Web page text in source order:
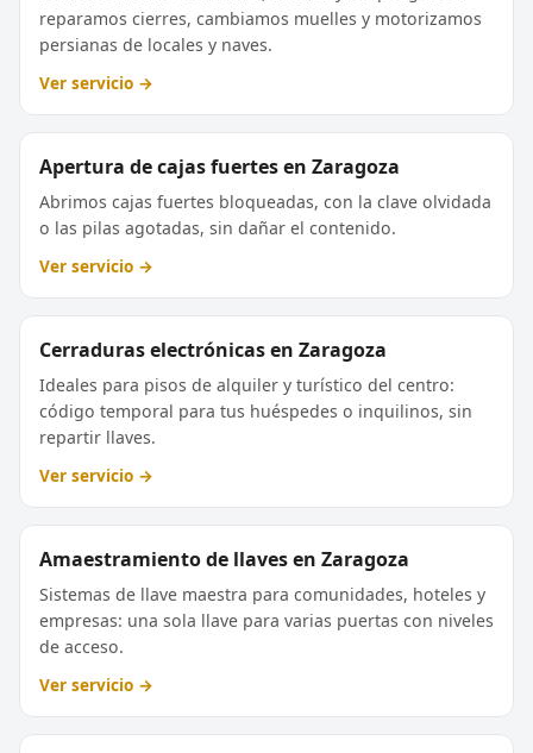
reparamos cierres, cambiamos muelles y motorizamos
persianas de locales y naves.
Ver servicio →
Apertura de cajas fuertes en Zaragoza
Abrimos cajas fuertes bloqueadas, con la clave olvidada
o las pilas agotadas, sin dañar el contenido.
Ver servicio →
Cerraduras electrónicas en Zaragoza
Ideales para pisos de alquiler y turístico del centro:
código temporal para tus huéspedes o inquilinos, sin
repartir llaves.
Ver servicio →
Amaestramiento de llaves en Zaragoza
Sistemas de llave maestra para comunidades, hoteles y
empresas: una sola llave para varias puertas con niveles
de acceso.
Ver servicio →